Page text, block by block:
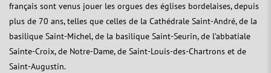
français sont venus jouer les orgues des églises bordelaises, depuis
plus de 70 ans, telles que celles de la Cathédrale Saint-André, de la
basilique Saint-Michel, de la basilique Saint-Seurin, de l’abbatiale
Sainte-Croix, de Notre-Dame, de Saint-Louis-des-Chartrons et de
Saint-Augustin.